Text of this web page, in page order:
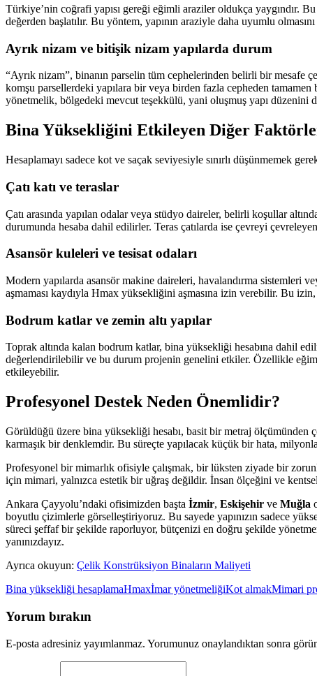
Türkiye’nin coğrafi yapısı gereği eğimli araziler oldukça yaygındır.
değerden başlatılır. Bu yöntem, yapının araziyle daha uyumlu
Ayrık nizam ve bitişik nizam yapılarda durum
“Ayrık nizam”, binanın parselin tüm cephelerinden belirli bir mesafe
komşu parsellerdeki yapılara bir veya birden fazla cepheden
yönetmelik, bölgedeki mevcut teşekkülü, yani oluşmuş yapı düzenini
Bina Yüksekliğini Etkileyen Diğer
Hesaplamayı sadece kot ve saçak seviyesiyle sınırlı düşünmemek
Çatı katı ve teraslar
Çatı arasında yapılan odalar veya stüdyo daireler, belirli koşullar
durumunda hesaba dahil edilirler. Teras çatılarda ise çevreyi
Asansör kuleleri ve tesisat odaları
Modern yapılarda asansör makine daireleri, havalandırma sistemleri
aşmaması kaydıyla Hmax yüksekliğini aşmasına izin verebilir. Bu
Bodrum katlar ve zemin altı yapılar
Toprak altında kalan bodrum katlar, bina yüksekliği hesabına dahil
değerlendirilebilir ve bu durum projenin genelini etkiler. Özellikle
etkileyebilir.
Profesyonel Destek Neden Önemlidir?
Görüldüğü üzere bina yüksekliği hesabı, basit bir metraj ölçümünden
karmaşık bir denklemdir. Bu süreçte yapılacak küçük bir hata,
Profesyonel bir mimarlık ofisiyle çalışmak, bir lüksten ziyade bir
için mimari, yalnızca estetik bir uğraş değildir. İnsan ölçeğini ve
Ankara Çayyolu’ndaki ofisimizden başta İzmir, Eskişehir ve Muğla
boyutlu çizimlerle görselleştiriyoruz. Bu sayede yapınızın sadece
süreci şeffaf bir şekilde raporluyor, bütçenizi en doğru şekilde
yanınızdayız.
Ayrıca okuyun: Çelik Konstrüksiyon Binaların Maliyeti
Bina yüksekliği hesaplamaHmaxİmar yönetmeliğiKot almakMimari
Yorum bırakın
E-posta adresiniz yayımlanmaz. Yorumunuz onaylandıktan sonra